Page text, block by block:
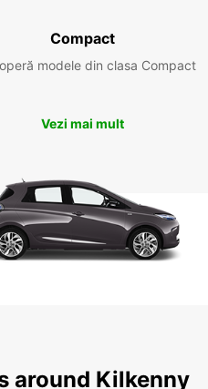
Compact
modele din clasa Compact
Vezi mai mult
around Kilkenny